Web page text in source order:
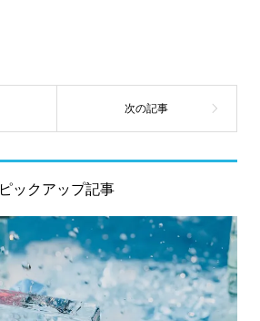
ピックアップ記事